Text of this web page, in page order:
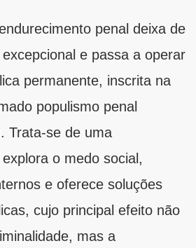
penal deixa de
e passa a operar
permanente, inscrita na
populismo penal
Trata-se de uma
o medo social,
e oferece soluções
cujo principal efeito não
mas a